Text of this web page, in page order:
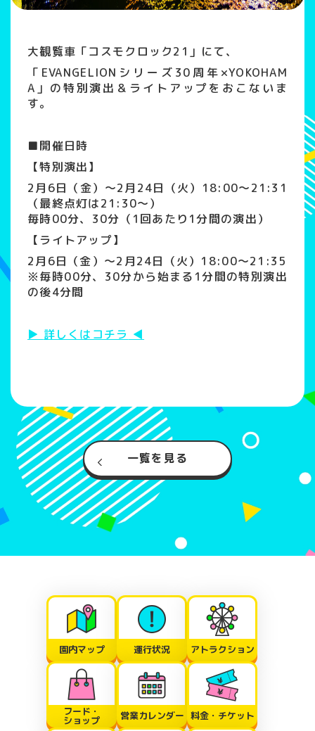
大観覧車「コスモクロック21」にて、
「EVANGELIONシリーズ30周年×YOKOHAM
A」の特別演出＆ライトアップをおこないま
す。
■開催日時
【特別演出】
2⽉6⽇（金）〜2⽉24⽇（火）18:00～21:31
（最終点灯は21:30～）
毎時00分、30分（1回あたり1分間の演出）
【ライトアップ】
2⽉6⽇（金）〜2⽉24日（火） 18:00～21:35
※毎時00分、30分から始まる1分間の特別演出
の後4分間
詳しくはコチラ
一覧を見る
園内マップ 運行状況 アトラクション
フード・
ショップ 営業カレンダー 料金・チケット